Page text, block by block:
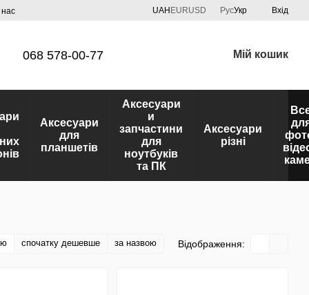
UAH EURUSD РусУкр Вхід
068 578-00-77 Мій кошик
Аксесуари
для
планшетів
Аксесуари
и
запчастини
для
ноутбуків
та ПК
Аксесуари
різні
спочатку дешевше за назвою Відображення: